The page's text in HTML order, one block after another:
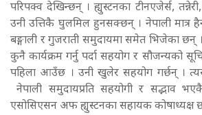
परिपक्व देखिन्छन् । ह्युस्टनका टीनएजेर्स,
उनी उत्तिकै घुलमिल हुनसक्छन् । नेपाली मात्र
बङ्गाली र गुजराती समुदायमा समेत भिजेका छन्
कुनै कार्यक्रम गर्नु पर्दा सहयोग र सौजन्यको
पहिला आउँछ । उनी खुलेर सहयोग गर्छन् ।
नेपाली समुदायप्रति सहयोगी र सद्भाव
एसोसिएसन अफ ह्युस्टनका सहायक कोषाध्यक्ष